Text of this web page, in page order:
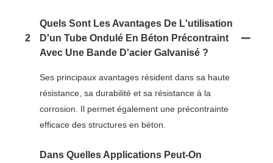
2
Quels Sont Les Avantages De L'utilisation
D'un Tube Ondulé En Béton Précontraint
Avec Une Bande D'acier Galvanisé ?
Ses principaux avantages résident dans sa haute
résistance, sa durabilité et sa résistance à la
corrosion. Il permet également une précontrainte
efficace des structures en béton.
Dans Quelles Applications Peut-On